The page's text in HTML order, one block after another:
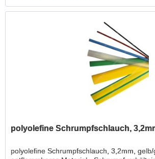
polyolefine Schrumpfschlauch,
polyolefine Schrumpfschlauch, 3,2mm,